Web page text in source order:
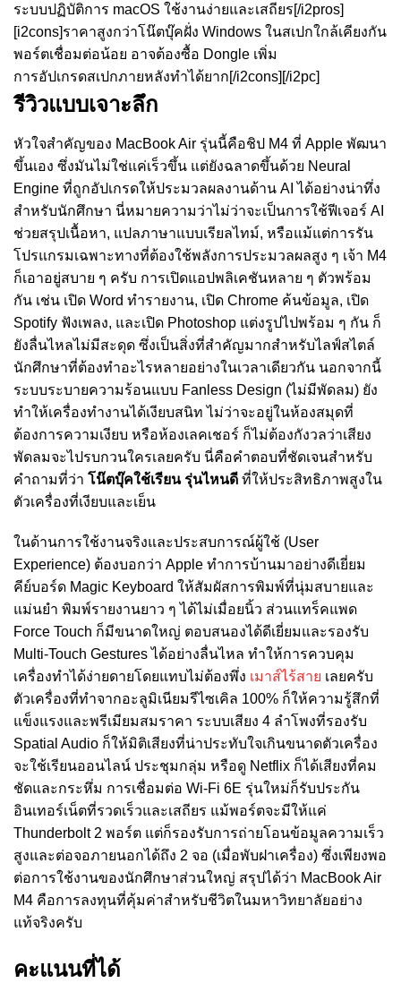
ระบบปฏิบัติการ macOS ใช้งานง่ายและเสถียร[/i2pros]
[i2cons]ราคาสูงกว่าโน๊ตบุ๊คฝั่ง Windows ในสเปกใกล้เคียงกัน
พอร์ตเชื่อมต่อน้อย อาจต้องซื้อ Dongle เพิ่ม
การอัปเกรดสเปกภายหลังทำได้ยาก[/i2cons][/i2pc]
รีวิวแบบเจาะลึก
หัวใจสำคัญของ MacBook Air รุ่นนี้คือชิป M4 ที่ Apple พัฒนา
ขึ้นเอง ซึ่งมันไม่ใช่แค่เร็วขึ้น แต่ยังฉลาดขึ้นด้วย Neural
Engine ที่ถูกอัปเกรดให้ประมวลผลงานด้าน AI ได้อย่างน่าทึ่ง
สำหรับนักศึกษา นี่หมายความว่าไม่ว่าจะเป็นการใช้ฟีเจอร์ AI
ช่วยสรุปเนื้อหา, แปลภาษาแบบเรียลไทม์, หรือแม้แต่การรัน
โปรแกรมเฉพาะทางที่ต้องใช้พลังการประมวลผลสูง ๆ เจ้า M4
ก็เอาอยู่สบาย ๆ ครับ การเปิดแอปพลิเคชันหลาย ๆ ตัวพร้อม
กัน เช่น เปิด Word ทำรายงาน, เปิด Chrome ค้นข้อมูล, เปิด
Spotify ฟังเพลง, และเปิด Photoshop แต่งรูปไปพร้อม ๆ กัน ก็
ยังลื่นไหลไม่มีสะดุด ซึ่งเป็นสิ่งที่สำคัญมากสำหรับไลฟ์สไตล์
นักศึกษาที่ต้องทำอะไรหลายอย่างในเวลาเดียวกัน นอกจากนี้
ระบบระบายความร้อนแบบ Fanless Design (ไม่มีพัดลม) ยัง
ทำให้เครื่องทำงานได้เงียบสนิท ไม่ว่าจะอยู่ในห้องสมุดที่
ต้องการความเงียบ หรือห้องเลคเชอร์ ก็ไม่ต้องกังวลว่าเสียง
พัดลมจะไปรบกวนใครเลยครับ นี่คือคำตอบที่ชัดเจนสำหรับ
คำถามที่ว่า โน๊ตบุ๊คใช้เรียน รุ่นไหนดี ที่ให้ประสิทธิภาพสูงใน
ตัวเครื่องที่เงียบและเย็น
ในด้านการใช้งานจริงและประสบการณ์ผู้ใช้ (User
Experience) ต้องบอกว่า Apple ทำการบ้านมาอย่างดีเยี่ยม
คีย์บอร์ด Magic Keyboard ให้สัมผัสการพิมพ์ที่นุ่มสบายและ
แม่นยำ พิมพ์รายงานยาว ๆ ได้ไม่เมื่อยนิ้ว ส่วนแทร็คแพด
Force Touch ก็มีขนาดใหญ่ ตอบสนองได้ดีเยี่ยมและรองรับ
Multi-Touch Gestures ได้อย่างลื่นไหล ทำให้การควบคุม
เครื่องทำได้ง่ายดายโดยแทบไม่ต้องพึ่ง เมาส์ไร้สาย เลยครับ
ตัวเครื่องที่ทำจากอะลูมิเนียมรีไซเคิล 100% ก็ให้ความรู้สึกที่
แข็งแรงและพรีเมียมสมราคา ระบบเสียง 4 ลำโพงที่รองรับ
Spatial Audio ก็ให้มิติเสียงที่น่าประทับใจเกินขนาดตัวเครื่อง
จะใช้เรียนออนไลน์ ประชุมกลุ่ม หรือดู Netflix ก็ได้เสียงที่คม
ชัดและกระหึ่ม การเชื่อมต่อ Wi-Fi 6E รุ่นใหม่ก็รับประกัน
อินเทอร์เน็ตที่รวดเร็วและเสถียร แม้พอร์ตจะมีให้แค่
Thunderbolt 2 พอร์ต แต่ก็รองรับการถ่ายโอนข้อมูลความเร็ว
สูงและต่อจอภายนอกได้ถึง 2 จอ (เมื่อพับฝาเครื่อง) ซึ่งเพียงพอ
ต่อการใช้งานของนักศึกษาส่วนใหญ่ สรุปได้ว่า MacBook Air
M4 คือการลงทุนที่คุ้มค่าสำหรับชีวิตในมหาวิทยาลัยอย่าง
แท้จริงครับ
คะแนนที่ได้